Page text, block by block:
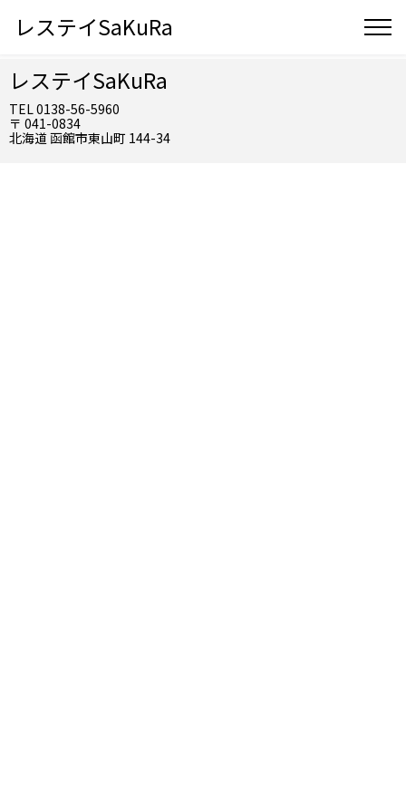
レステイSaKuRa
レステイSaKuRa
TEL 0138-56-5960
〒 041-0834
北海道 函館市東山町 144-34